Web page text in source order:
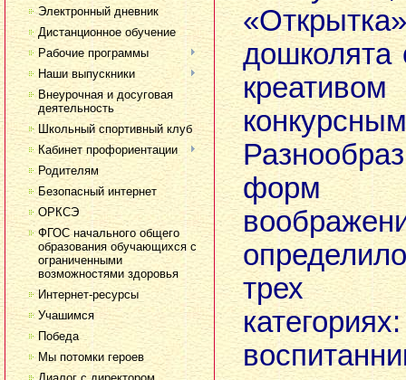
Электронный дневник
Дистанционное обучение
Рабочие программы
Наши выпускники
Внеурочная и досуговая
деятельность
Школьный спортивный клуб
Кабинет профориентации
Родителям
Безопасный интернет
ОРКСЭ
ФГОС начального общего
образования обучающихся с
ограниченными
возможностями здоровья
Интернет-ресурсы
Учашимся
Победа
Мы потомки героев
дошколята
форм
трех